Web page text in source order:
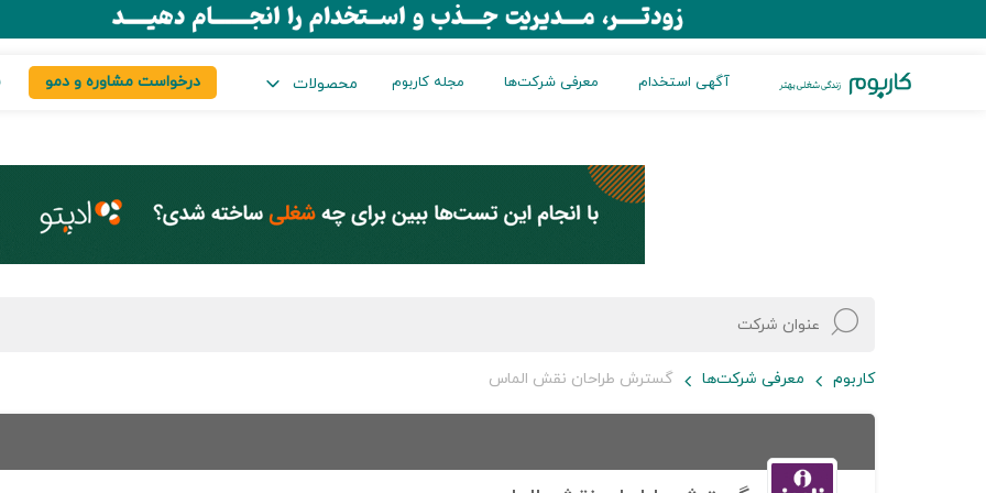
آگهی استخدام معرفی شرکت‌ها مجله کاربوم محصولات درخواست مشاوره و دمو
کاربوم معرفی شرکت‌ها گسترش طراحان نقش الماس